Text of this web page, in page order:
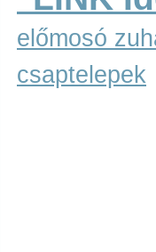
előmosó
csaptelepek